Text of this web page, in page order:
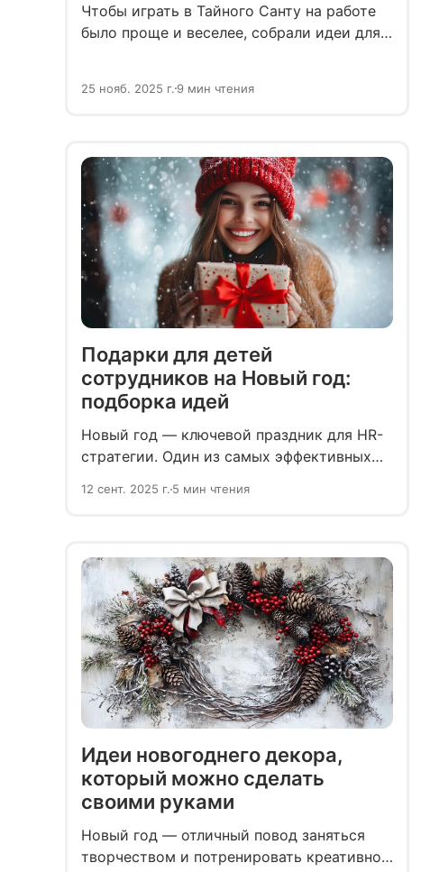
Чтобы играть в Тайного Санту на работе
было проще и веселее, собрали идеи для
сюрпризов. Наш список поможет вам
25 нояб. 2025 г. 9 мин чтения
Подарки для детей
сотрудников на Новый год:
подборка идей
Новый год — ключевой праздник для HR-
стратегии. Один из самых эффективных
12 сент. 2025 г. 5 мин чтения
Идеи новогоднего декора,
который можно сделать
своими руками
Новый год — отличный повод заняться
творчеством и потренировать креативное